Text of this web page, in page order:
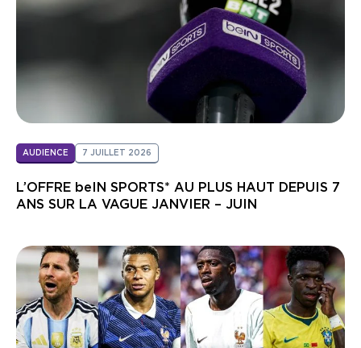
AUDIENCE 7 JUILLET 2026
L’OFFRE beIN SPORTS* AU PLUS HAUT DEPUIS 7
ANS SUR LA VAGUE JANVIER – JUIN